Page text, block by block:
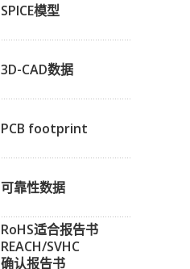
SPICE模型
3D-CAD数据
PCB footprint
可靠性数据
RoHS适合报告书
REACH/SVHC
确认报告书